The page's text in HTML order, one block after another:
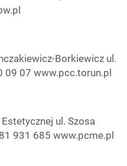
Borkiewicz ul.
09 07 www.pcc.torun.pl
ul. Szosa
931 685 www.pcme.pl